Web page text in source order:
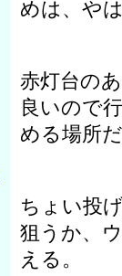
めは、や
赤灯台の
良いので
める場所
ちょい投
狙うか、
える。